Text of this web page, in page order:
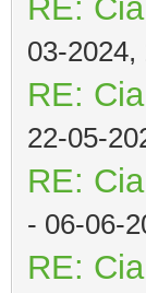
RE:
03-2024,
RE:
22-05-
RE:
- 06-06-
RE: